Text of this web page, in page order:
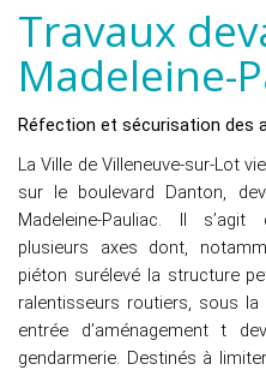
Travaux
Madeleine-
Réfection et sécurisation des
La Ville de Villeneuve-sur-Lot
sur le boulevard Danton,
Madeleine-Pauliac. Il
plusieurs axes dont,
piéton surélevé la structure
ralentisseurs routiers, sous
entrée d’aménagement t
gendarmerie. Destinés à